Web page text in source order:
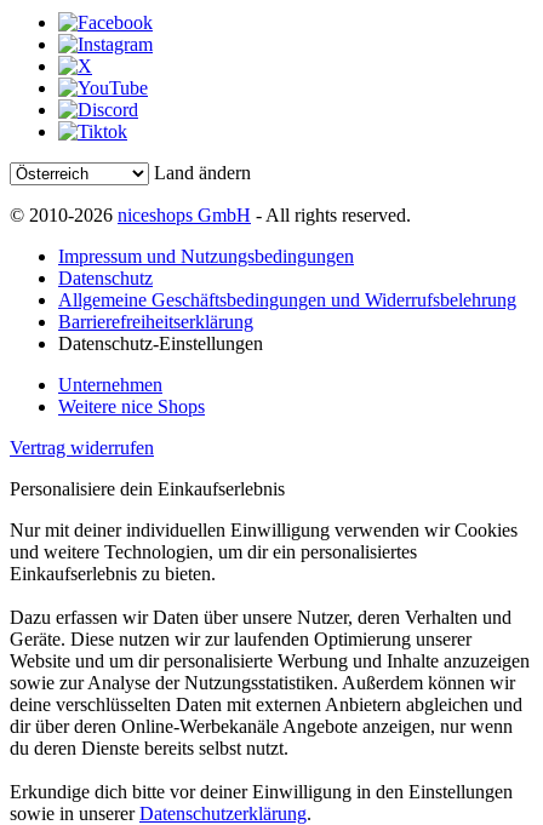
Land ändern
© 2010-2026 niceshops GmbH - All rights reserved.
Impressum und Nutzungsbedingungen
Datenschutz
Allgemeine Geschäftsbedingungen und Widerrufsbelehrung
Barrierefreiheitserklärung
Datenschutz-Einstellungen
Unternehmen
Weitere nice Shops
Vertrag widerrufen
Personalisiere dein Einkaufserlebnis
Nur mit deiner individuellen Einwilligung verwenden wir Cookies
und weitere Technologien, um dir ein personalisiertes
Einkaufserlebnis zu bieten.
Dazu erfassen wir Daten über unsere Nutzer, deren Verhalten und
Geräte. Diese nutzen wir zur laufenden Optimierung unserer
Website und um dir personalisierte Werbung und Inhalte anzuzeigen
sowie zur Analyse der Nutzungsstatistiken. Außerdem können wir
deine verschlüsselten Daten mit externen Anbietern abgleichen und
dir über deren Online-Werbekanäle Angebote anzeigen, nur wenn
du deren Dienste bereits selbst nutzt.
Erkundige dich bitte vor deiner Einwilligung in den Einstellungen
sowie in unsererDatenschutzerklärung.